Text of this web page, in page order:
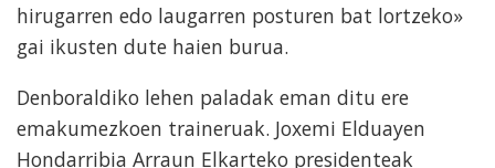
hirugarren edo laugarren posturen bat lortzeko»
gai ikusten dute haien burua.
Denboraldiko lehen paladak eman ditu ere
emakumezkoen traineruak. Joxemi Elduayen
Hondarribia Arraun Elkarteko presidenteak